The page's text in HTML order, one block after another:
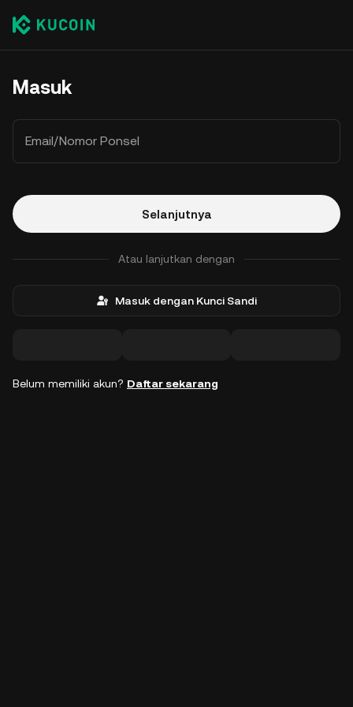
Masuk
Email/Nomor Ponsel
Selanjutnya
Atau lanjutkan dengan
Masuk dengan Kunci Sandi
Belum memiliki akun? Daftar sekarang